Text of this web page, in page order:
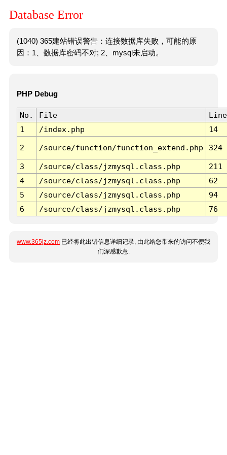
Database Error
(1040) 365建站错误警告：连接数据库失败，可能的原
因：1、数据库密码不对; 2、mysql未启动。
PHP Debug
No. File
Line
1
/index.php 14
2 /source/function/function_extend.php 324
3 /source/class/jzmysql.class.php
211
4
/source/class/jzmysql.class.php
62
5
/source/class/jzmysql.class.php
94
6
/source/class/jzmysql.class.php 76
www.365jz.com 已经将此出错信息详细记录, 由此给您带来的访问不便我
们深感歉意.